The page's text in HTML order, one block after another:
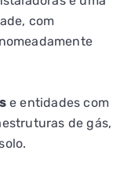
com
e entidades com
de gás,